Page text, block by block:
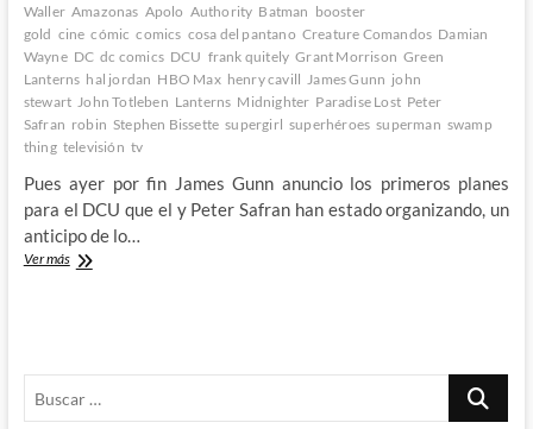
Waller Amazonas Apolo Authority Batman booster
gold cine cómic comics cosa del pantano Creature Comandos Damian
Wayne DC dc comics DCU frank quitely Grant Morrison Green
Lanterns hal jordan HBO Max henry cavill James Gunn john
stewart John Totleben Lanterns Midnighter Paradise Lost Peter
Safran robin Stephen Bissette supergirl superhéroes superman swamp
thing televisión tv
Pues ayer por fin James Gunn anuncio los primeros planes
para el DCU que el y Peter Safran han estado organizando, un
anticipo de lo…
Ver másYa
James
Buscar